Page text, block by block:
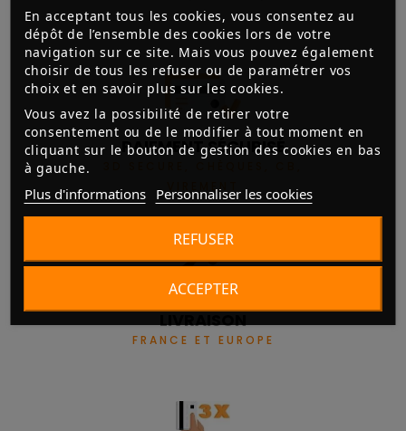
En acceptant tous les cookies, vous consentez au
dépôt de l’ensemble des cookies lors de votre
navigation sur ce site. Mais vous pouvez également
choisir de tous les refuser ou de paramétrer vos
choix et en savoir plus sur les cookies.
Vous avez la possibilité de retirer votre
consentement ou de le modifier à tout moment en
cliquant sur le bouton de gestion des cookies en bas
à gauche.
Plus d'informations Personnaliser les cookies
REFUSER
ACCEPTER
PAIEMENT SÉCURISÉ
VIREMENT
LIVRAISON
FRANCE ET EUROPE